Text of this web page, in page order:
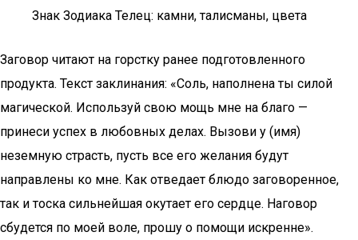
Знак Зодиака Телец: камни, талисманы, цвета
Заговор читают на горстку ранее подготовленного
продукта. Текст заклинания: «Соль, наполнена ты силой
магической. Используй свою мощь мне на благо —
принеси успех в любовных делах. Вызови у (имя)
неземную страсть, пусть все его желания будут
направлены ко мне. Как отведает блюдо заговоренное,
так и тоска сильнейшая окутает его сердце. Наговор
сбудется по моей воле, прошу о помощи искренне».